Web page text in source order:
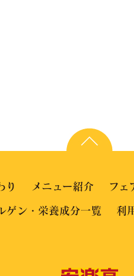
り メニュー紹介 フェ
ゲン・栄養成分一覧 利